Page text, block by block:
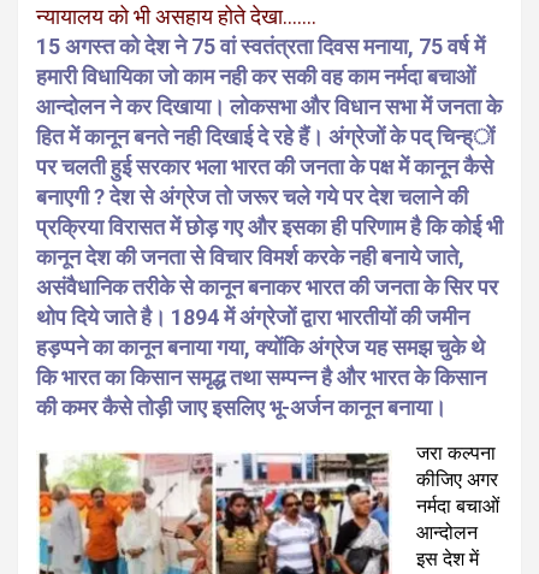
न्यायालय को भी असहाय होते देखा…….
15 अगस्त को देश ने 75 वां स्वतंत्रता दिवस मनाया, 75 वर्ष में
हमारी विधायिका जो काम नही कर सकी वह काम नर्मदा बचाओं
आन्दोलन ने कर दिखाया। लोकसभा और विधान सभा में जनता के
हित में कानून बनते नही दिखाई दे रहे हैं। अंग्रेजों के पद् चिन्ह्ों
पर चलती हुई सरकार भला भारत की जनता के पक्ष में कानून कैसे
बनाएगी ? देश से अंग्रेज तो जरूर चले गये पर देश चलाने की
प्रक्रिया विरासत में छोड़ गए और इसका ही परिणाम है कि कोई भी
कानून देश की जनता से विचार विमर्श करके नही बनाये जाते,
असंवैधानिक तरीके से कानून बनाकर भारत की जनता के सिर पर
थोप दिये जाते है। 1894 में अंग्रेजों द्वारा भारतीयों की जमीन
हड़प्पने का कानून बनाया गया, क्योंकि अंग्रेज यह समझ चुके थे
कि भारत का किसान समृद्ध तथा सम्पन्न है और भारत के किसान
की कमर कैसे तोड़ी जाए इसलिए भू-अर्जन कानून बनाया।
जरा कल्पना
कीजिए अगर
नर्मदा बचाओं
आन्दोलन
इस देश में